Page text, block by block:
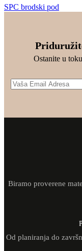
SPC brodski pod
Ostanite u
Biramo proverene
Od planiranja do